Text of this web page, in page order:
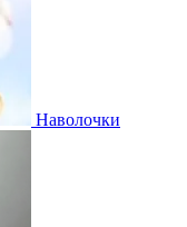
Наволочки